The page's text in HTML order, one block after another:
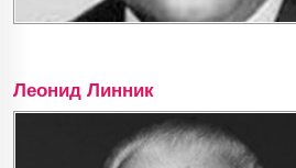
Леонид Линник